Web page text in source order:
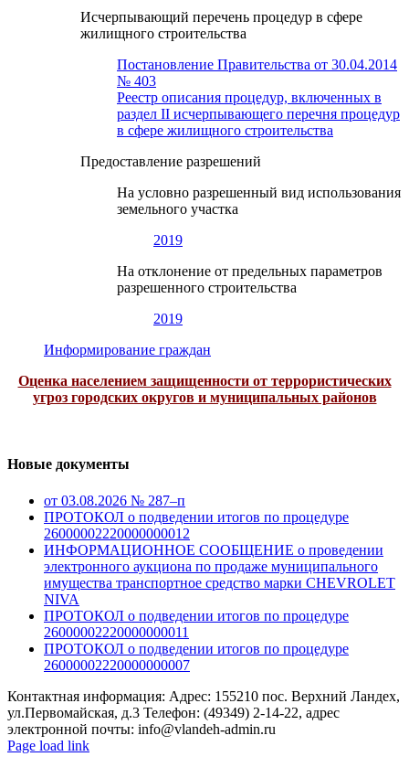
Исчерпывающий перечень процедур в сфере
жилищного строительства
Постановление Правительства от 30.04.2014
№ 403
Реестр описания процедур, включенных в
раздел II исчерпывающего перечня процедур
в сфере жилищного строительства
Предоставление разрешений
На условно разрешенный вид использования
земельного участка
2019
На отклонение от предельных параметров
разрешенного строительства
2019
Информирование граждан
Оценка населением защищенности от террористических
угроз городских округов и муниципальных районов
Новые документы
от 03.08.2026 № 287–п
ПРОТОКОЛ о подведении итогов по процедуре
26000002220000000012
ИНФОРМАЦИОННОЕ СООБЩЕНИЕ о проведении
электронного аукциона по продаже муниципального
имущества транспортное средство марки CHEVROLET
NIVA
ПРОТОКОЛ о подведении итогов по процедуре
26000002220000000011
ПРОТОКОЛ о подведении итогов по процедуре
26000002220000000007
Контактная информация: Адрес: 155210 пос. Верхний Ландех,
ул.Первомайская, д.3 Телефон: (49349) 2-14-22, адрес
электронной почты: info@vlandeh-admin.ru
Page load link